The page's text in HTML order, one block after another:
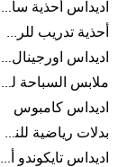
اديداس أحذية سامبا للنساء
أحذية تدريب للرجال
اديداس اورجينال ملابس
ملابس السباحة للرجال
اديداس كامبوس
بدلات رياضية للنساء
اديداس تايكوندو أورجنالز